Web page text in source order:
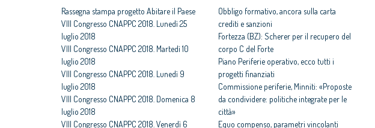
Rassegna stampa progetto Abitare il Paese
VIII Congresso CNAPPC 2018. Lunedì 25
luglio 2018
VIII Congresso CNAPPC 2018. Martedì 10
luglio 2018
VIII Congresso CNAPPC 2018. Lunedì 9
luglio 2018
VIII Congresso CNAPPC 2018. Domenica 8
luglio 2018
VIII Congresso CNAPPC 2018. Venerdì 6
Obbligo formativo, ancora sulla carta
crediti e sanzioni
Fortezza (BZ): Scherer per il recupero del
corpo C del Forte
Piano Periferie operativo, ecco tutti i
progetti finanziati
Commissione periferie, Minniti: «Proposte
da condividere: politiche integrate per le
città»
Equo compenso, parametri vincolanti